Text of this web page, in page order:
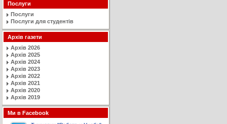
Послуги
Послуги
Послуги для студентів
Архів газети
Архів 2026
Архів 2025
Архів 2024
Архів 2023
Архів 2022
Архів 2021
Архів 2020
Архів 2019
Ми в Facebook